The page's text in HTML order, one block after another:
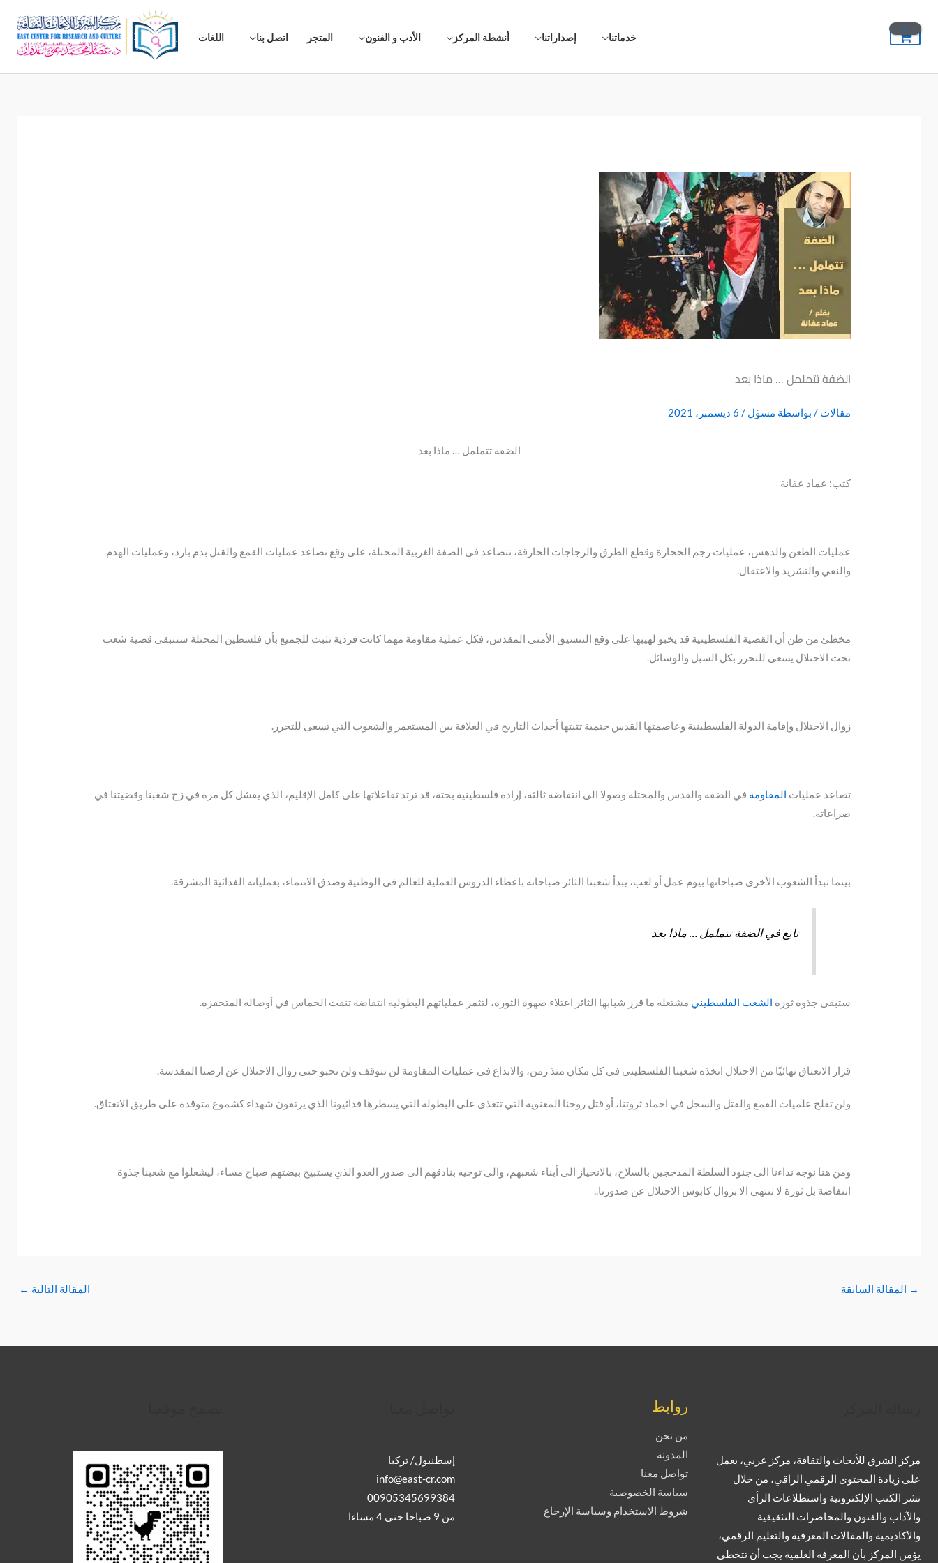
المحتوى
خدماتنا إصداراتنا أنشطة المركز الأدب و الفنون المتجر اتصل بنا اللغات
الضفة تتململ … ماذا بعد
مقالات / بواسطة مسؤل/ 6 ديسمبر، 2021
الضفة تتململ … ماذا بعد
كتب: عماد عفانة
عمليات الطعن والدهس، عمليات رجم الحجارة وقطع الطرق والزجاجات الحارقة، تتصاعد في الضفة الغربية المحتلة، على وقع تصاعد عمليات القمع والقتل بدم بارد، وعمليات الهدم
والنفي والتشريد والاعتقال.
مخطئ من ظن أن القضية الفلسطينية قد يخبو لهيبها على وقع التنسيق الأمني المقدس، فكل عملية مقاومة مهما كانت فردية تثبت للجميع بأن فلسطين المحتلة ستتبقى قضية شعب
تحت الاحتلال يسعى للتحرر بكل السبل والوسائل.
زوال الاحتلال وإقامة الدولة الفلسطينية وعاصمتها القدس حتمية تثبتها أحداث التاريخ في العلاقة بين المستعمر والشعوب التي تسعى للتحرر.
تصاعد عمليات المقاومة في الضفة والقدس والمحتلة وصولا الى انتفاضة ثالثة، إرادة فلسطينية بحتة، قد ترتد تفاعلاتها على كامل الإقليم، الذي يفشل كل مرة في زج شعبنا وقضيتنا في
صراعاته.
بينما تبدأ الشعوب الأخرى صباحاتها بيوم عمل أو لعب، يبدأ شعبنا الثائر صباحاته باعطاء الدروس العملية للعالم في الوطنية وصدق الانتماء، بعملياته الفدائية المشرقة.
تابع في الضفة تتململ … ماذا بعد
ستبقى جذوة ثورة الشعب الفلسطيني مشتعلة ما قرر شبابها الثائر اعتلاء صهوة الثورة، لتثمر عملياتهم البطولية انتفاضة تنفث الحماس في أوصاله المتحفزة.
قرار الانعتاق نهائيًا من الاحتلال اتخذه شعبنا الفلسطيني في كل مكان منذ زمن، والابداع في عمليات المقاومة لن تتوقف ولن تخبو حتى زوال الاحتلال عن ارضنا المقدسة.
ولن تفلح علميات القمع والقتل والسحل في اخماد ثروتنا، أو قتل روحنا المعنوية التي تتغذى على البطولة التي يسطرها فدائيونا الذي يرتقون شهداء كشموع متوقدة على طريق الانعتاق.
ومن هنا نوجه نداءنا الى جنود السلطة المدججين بالسلاح، بالانحياز الى أبناء شعبهم، والى توجيه بنادقهم الى صدور العدو الذي يستبيح بيضتهم صباح مساء، ليشعلوا مع شعبنا جذوة
انتفاضة بل ثورة لا تنتهي الا بزوال كابوس الاحتلال عن صدورنا..
→ المقالة السابقة المقالة التالية ←
مركز الشرق للأبحاث والثقافة، مركز عربي، يعمل
على زيادة المحتوى الرقمي الراقي، من خلال
نشر الكتب الإلكترونية واستطلاعات الرأي
والآداب والفنون والمحاضرات التثقيفية
والأكاديمية والمقالات المعرفية والتعليم الرقمي،
يؤمن المركز بأن المعرفة العلمية يجب أن تتخطى
روابط
من نحن
المدونة
تواصل معنا
سياسة الخصوصية
شروط الاستخدام وسياسة الإرجاع
إسطنبول/ تركيا
info@east-cr.com
00905345699384
من 9 صباحا حتى 4 مساءا